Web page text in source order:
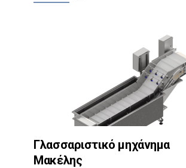
Γλασσαριστικό μηχάνημα
Μακέλης